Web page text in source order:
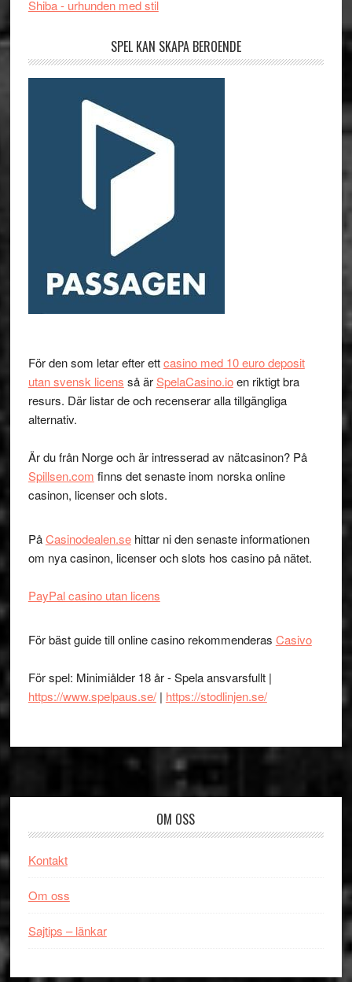
Shiba - urhunden med stil
SPEL KAN SKAPA BEROENDE
För den som letar efter ettcasino med 10 euro deposit
utan svensk licens så ärSpelaCasino.ioen riktigt bra
resurs. Där listar de och recenserar alla tillgängliga
alternativ.
Är du från Norge och är intresserad av nätcasinon? På
Spillsen.com finns det senaste inom norska online
casinon, licenser och slots.
PåCasinodealen.sehittar ni den senaste informationen
om nya casinon, licenser och slots hos casino på nätet.
PayPal casino utan licens
För bäst guide till online casino rekommenderas Casivo
För spel: Minimiålder 18 år - Spela ansvarsfullt |
https://www.spelpaus.se/| https://stodlinjen.se/
OM OSS
Kontakt
Om oss
Sajtips – länkar